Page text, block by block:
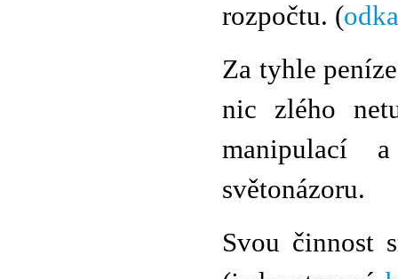
rozpočtu. (
Za tyhle
nic zlého
manipulací
světonázoru.
Svou činnost